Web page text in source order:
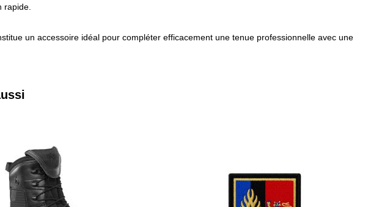
rapide.
un accessoire idéal pour compléter efficacement une tenue professionnelle avec une